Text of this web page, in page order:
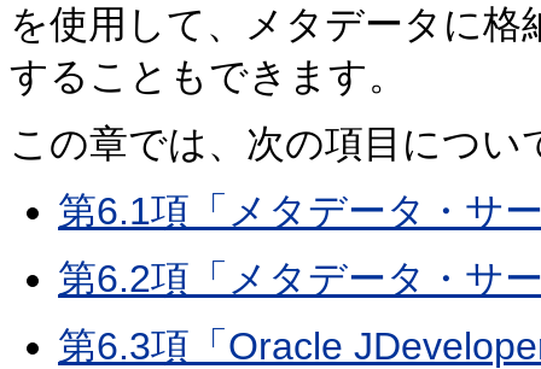
を使用して、メタデータに
することもできます。
この章では、次の項目につい
第6.1項「メタデータ・サ
第6.2項「メタデータ・サ
第6.3項「Oracle